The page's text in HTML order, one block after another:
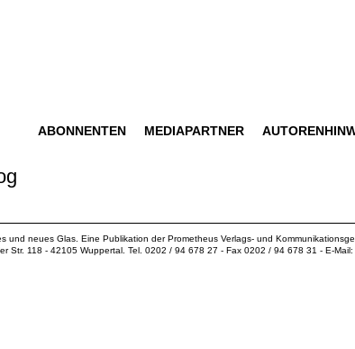
ABONNENTEN MEDIAPARTNER
und neues Glas. Eine Publikation derPrometheus Verlags- und
Str. 118 - 42105 Wuppertal. Tel. 0202 / 94 678 27 - Fax 0202 / 94 678 31 - E-Mail: